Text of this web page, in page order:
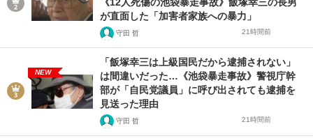
《12人死傷の池袋暴走事故》飯塚幸三の長男
が直面した「加害者家族への暴力」
守田 哲 21時間前
NEW
「飯塚幸三は上級国民だから逮捕されない」
は間違いだった…《池袋暴走事故》警視庁幹
部が「自民党議員」に呼び出されても逮捕を
見送った理由
守田 哲 21時間前